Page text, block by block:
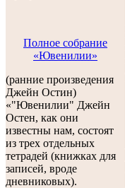
Полное собрание
«Ювенилии»
(ранние произведения
Джейн Остин)
«"Ювенилии" Джейн
Остен, как они
известны нам, состоят
из трех отдельных
тетрадей (книжках для
записей, вроде
дневниковых).